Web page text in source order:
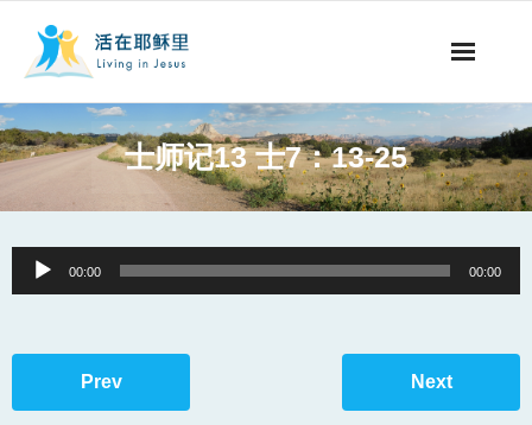
事工概要
阅读文章
士师记13 士7：13-25
Audio
Player
00:00 00:00
Prev Next